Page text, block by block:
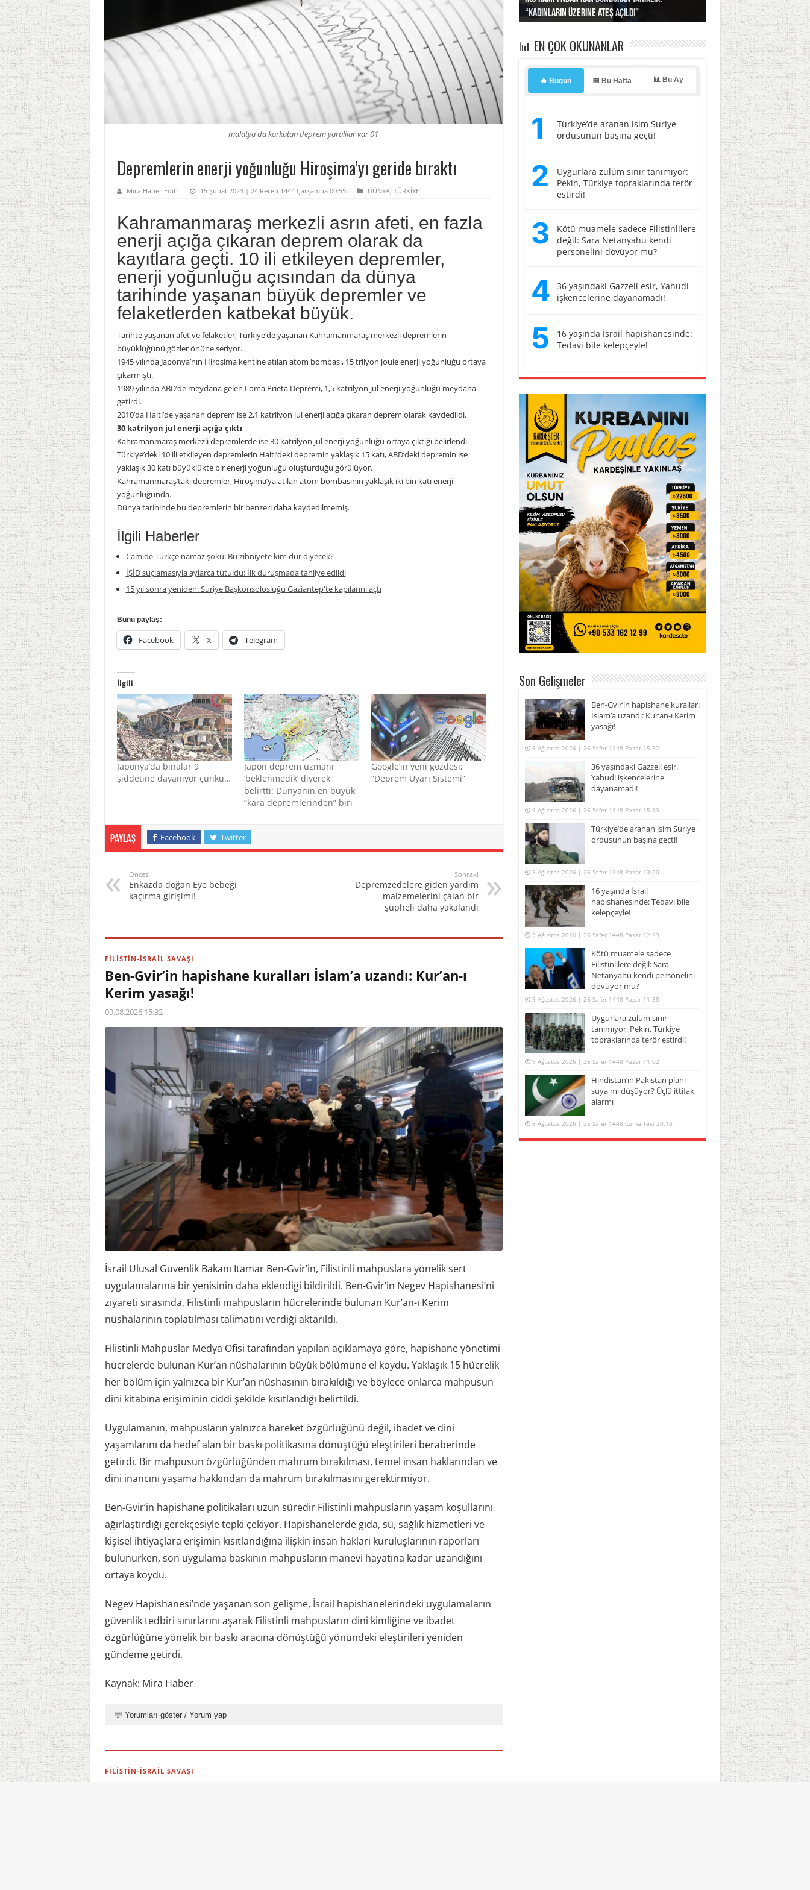
malatya da korkutan deprem yaralilar var 01
Depremlerin enerji yoğunluğu Hiroşima’yı geride bıraktı
Mira Haber Editr 15 Şubat 2023 | 24 Recep 1444 Çarşamba 00:55 DÜNYA, TÜRKİYE
Kahramanmaraş merkezli asrın afeti, en fazla
enerji açığa çıkaran deprem olarak da
kayıtlara geçti. 10 ili etkileyen depremler,
enerji yoğunluğu açısından da dünya
tarihinde yaşanan büyük depremler ve
felaketlerden katbekat büyük.
Tarihte yaşanan afet ve felaketler, Türkiye’de yaşanan Kahramanmaraş merkezli depremlerin
büyüklüğünü gözler önüne seriyor.
1945 yılında Japonya’nın Hiroşima kentine atılan atom bombası, 15 trilyon joule enerji yoğunluğu ortaya
çıkarmıştı.
1989 yılında ABD’de meydana gelen Loma Prieta Depremi, 1,5 katrilyon jul enerji yoğunluğu meydana
getirdi.
2010’da Haiti’de yaşanan deprem ise 2,1 katrilyon jul enerji açığa çıkaran deprem olarak kaydedildi.
30 katrilyon jul enerji açığa çıktı
Kahramanmaraş merkezli depremlerde ise 30 katrilyon jul enerji yoğunluğu ortaya çıktığı belirlendi.
Türkiye’deki 10 ili etkileyen depremlerin Haiti’deki depremin yaklaşık 15 katı, ABD’deki depremin ise
yaklaşık 30 katı büyüklükte bir enerji yoğunluğu oluşturduğu görülüyor.
Kahramanmaraş’taki depremler, Hiroşima’ya atılan atom bombasının yaklaşık iki bin katı enerji
yoğunluğunda.
Dünya tarihinde bu depremlerin bir benzeri daha kaydedilmemiş.
İlgili Haberler
Camide Türkçe namaz şoku: Bu zihniyete kim dur diyecek?
İŞİD suçlamasıyla aylarca tutuldu: İlk duruşmada tahliye edildi
15 yıl sonra yeniden: Suriye Başkonsolosluğu Gaziantep'te kapılarını açtı
Bunu paylaş:
Facebook X Telegram
İlgili
Japonya’da binalar 9
şiddetine dayanıyor çünkü…
Japon deprem uzmanı
‘beklenmedik’ diyerek
belirtti: Dünyanın en büyük
“kara depremlerinden” biri
Google’ın yeni gözdesi;
“Deprem Uyarı Sistemi”
Paylaş Facebook Twitter
Öncesi
Enkazda doğan Eye bebeği
kaçırma girişimi!
Sonraki
Depremzedelere giden yardım
malzemelerini çalan bir
şüpheli daha yakalandı
FİLİSTİN-İSRAİL SAVAŞI
Ben-Gvir’in hapishane kuralları İslam’a uzandı: Kur’an-ı
Kerim yasağı!
09.08.2026 15:32
İsrail Ulusal Güvenlik Bakanı Itamar Ben-Gvir’in, Filistinli mahpuslara yönelik sert
uygulamalarına bir yenisinin daha eklendiği bildirildi. Ben-Gvir’in Negev Hapishanesi’ni
ziyareti sırasında, Filistinli mahpusların hücrelerinde bulunan Kur’an-ı Kerim
nüshalarının toplatılması talimatını verdiği aktarıldı.
Filistinli Mahpuslar Medya Ofisi tarafından yapılan açıklamaya göre, hapishane yönetimi
hücrelerde bulunan Kur’an nüshalarının büyük bölümüne el koydu. Yaklaşık 15 hücrelik
her bölüm için yalnızca bir Kur’an nüshasının bırakıldığı ve böylece onlarca mahpusun
dini kitabına erişiminin ciddi şekilde kısıtlandığı belirtildi.
Uygulamanın, mahpusların yalnızca hareket özgürlüğünü değil, ibadet ve dini
yaşamlarını da hedef alan bir baskı politikasına dönüştüğü eleştirileri beraberinde
getirdi. Bir mahpusun özgürlüğünden mahrum bırakılması, temel insan haklarından ve
dini inancını yaşama hakkından da mahrum bırakılmasını gerektirmiyor.
Ben-Gvir’in hapishane politikaları uzun süredir Filistinli mahpusların yaşam koşullarını
ağırlaştırdığı gerekçesiyle tepki çekiyor. Hapishanelerde gıda, su, sağlık hizmetleri ve
kişisel ihtiyaçlara erişimin kısıtlandığına ilişkin insan hakları kuruluşlarının raporları
bulunurken, son uygulama baskının mahpusların manevi hayatına kadar uzandığını
ortaya koydu.
Negev Hapishanesi’nde yaşanan son gelişme, İsrail hapishanelerindeki uygulamaların
güvenlik tedbiri sınırlarını aşarak Filistinli mahpusların dini kimliğine ve ibadet
özgürlüğüne yönelik bir baskı aracına dönüştüğü yönündeki eleştirileri yeniden
gündeme getirdi.
Kaynak: Mira Haber
💬 Yorumları göster / Yorum yap
FİLİSTİN-İSRAİL SAVAŞI
“Kadınların üzerine ateş açıldı”
Irak’a misilleme tehdidi!
yaptı… İsrail’in “timsah” planına fren!
kayıtlar başladı
basıldı, kabus yaşatıldı!
📊 EN ÇOK OKUNANLAR
🔥 Bugün 📅 Bu Hafta 📊 Bu Ay
1
Türkiye’de aranan isim Suriye
ordusunun başına geçti!
2
Uygurlara zulüm sınır tanımıyor:
Pekin, Türkiye topraklarında terör
estirdi!
3
Kötü muamele sadece Filistinlilere
değil: Sara Netanyahu kendi
personelini dövüyor mu?
4
36 yaşındaki Gazzeli esir, Yahudi
işkencelerine dayanamadı!
5
16 yaşında İsrail hapishanesinde:
Tedavi bile kelepçeyle!
Son Gelişmeler
Ben-Gvir’in hapishane kuralları
İslam’a uzandı: Kur’an-ı Kerim
yasağı!
9 Ağustos 2026 | 26 Safer 1448 Pazar 15:32
36 yaşındaki Gazzeli esir,
Yahudi işkencelerine
dayanamadı!
9 Ağustos 2026 | 26 Safer 1448 Pazar 15:13
Türkiye’de aranan isim Suriye
ordusunun başına geçti!
9 Ağustos 2026 | 26 Safer 1448 Pazar 13:00
16 yaşında İsrail
hapishanesinde: Tedavi bile
kelepçeyle!
9 Ağustos 2026 | 26 Safer 1448 Pazar 12:29
Kötü muamele sadece
Filistinlilere değil: Sara
Netanyahu kendi personelini
dövüyor mu?
9 Ağustos 2026 | 26 Safer 1448 Pazar 11:58
Uygurlara zulüm sınır
tanımıyor: Pekin, Türkiye
topraklarında terör estirdi!
9 Ağustos 2026 | 26 Safer 1448 Pazar 11:02
Hindistan’ın Pakistan planı
suya mı düşüyor? Üçlü ittifak
alarmı
8 Ağustos 2026 | 25 Safer 1448 Cumartesi 20:10